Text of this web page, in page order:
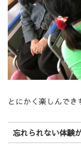
とにかく楽しんでき
忘れられない体験